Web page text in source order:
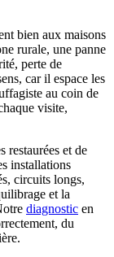
bien aux maisons
rurale, une panne
perte de
car il espace les
au coin de
visite,
restaurées et de
installations
circuits longs,
et la
diagnostic en
du